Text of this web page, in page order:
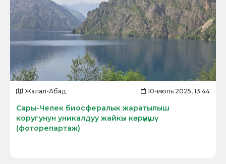
Жалал-Абад 10-июль 2025, 13:44
Сары-Челек биосфералык жаратылыш
коругунун уникалдуу жайкы көрүнүшү
(фоторепартаж)